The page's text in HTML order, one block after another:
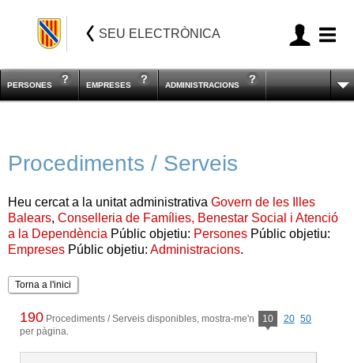
SEU ELECTRÒNICA
PERSONES EMPRESES ADMINISTRACIONS
Procediments / Serveis
Heu cercat a la unitat administrativa Govern de les Illes
Balears, Conselleria de Famílies, Benestar Social i Atenció
a la Dependència Públic objetiu: Persones Públic objetiu:
Empreses Públic objetiu: Administracions.
Torna a l'inici
190 Procediments / Serveis disponibles, mostra-me'n 10 20 50
per pàgina.